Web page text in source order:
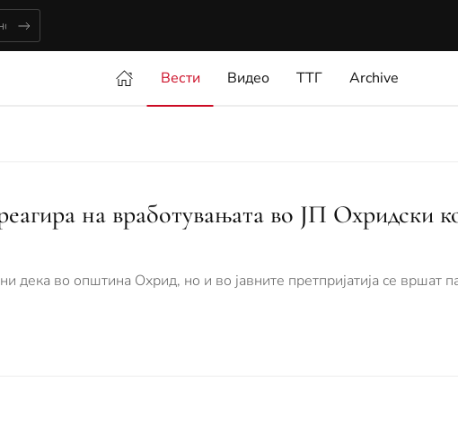
Вести Видео ТТГ Archive
на вработувањата во ЈП Охридски
во општина Охрид, но и во јавните претпријатија се вршат